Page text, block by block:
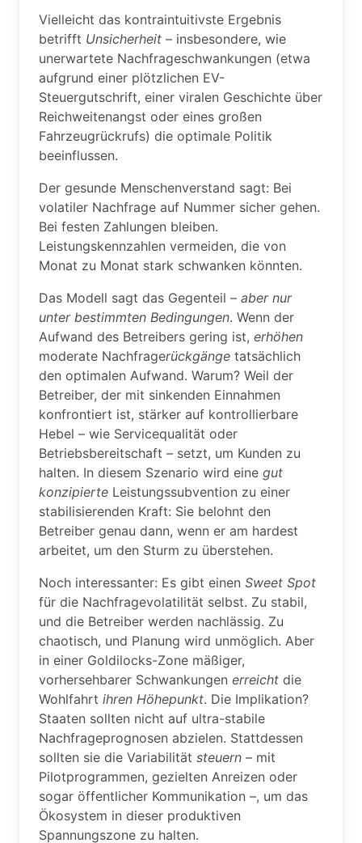
Vielleicht das kontraintuitivste Ergebnis
betrifft Unsicherheit – insbesondere, wie
unerwartete Nachfrageschwankungen (etwa
aufgrund einer plötzlichen EV-
Steuergutschrift, einer viralen Geschichte über
Reichweitenangst oder eines großen
Fahrzeugrückrufs) die optimale Politik
beeinflussen.
Der gesunde Menschenverstand sagt: Bei
volatiler Nachfrage auf Nummer sicher gehen.
Bei festen Zahlungen bleiben.
Leistungskennzahlen vermeiden, die von
Monat zu Monat stark schwanken könnten.
Das Modell sagt das Gegenteil – aber nur
unter bestimmten Bedingungen. Wenn der
Aufwand des Betreibers gering ist, erhöhen
moderate Nachfragerückgänge tatsächlich
den optimalen Aufwand. Warum? Weil der
Betreiber, der mit sinkenden Einnahmen
konfrontiert ist, stärker auf kontrollierbare
Hebel – wie Servicequalität oder
Betriebsbereitschaft – setzt, um Kunden zu
halten. In diesem Szenario wird eine gut
konzipierte Leistungssubvention zu einer
stabilisierenden Kraft: Sie belohnt den
Betreiber genau dann, wenn er am hardest
arbeitet, um den Sturm zu überstehen.
Noch interessanter: Es gibt einen Sweet Spot
für die Nachfragevolatilität selbst. Zu stabil,
und die Betreiber werden nachlässig. Zu
chaotisch, und Planung wird unmöglich. Aber
in einer Goldilocks-Zone mäßiger,
vorhersehbarer Schwankungen erreicht die
Wohlfahrt ihren Höhepunkt. Die Implikation?
Staaten sollten nicht auf ultra-stabile
Nachfrageprognosen abzielen. Stattdessen
sollten sie die Variabilität steuern – mit
Pilotprogrammen, gezielten Anreizen oder
sogar öffentlicher Kommunikation –, um das
Ökosystem in dieser produktiven
Spannungszone zu halten.